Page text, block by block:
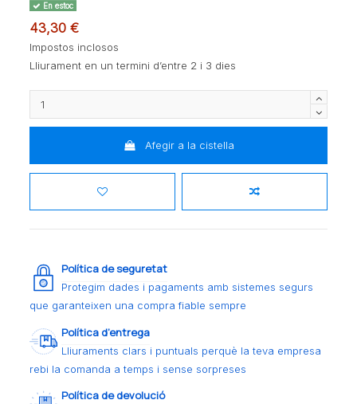
En estoc
43,30 €
Impostos inclosos
Lliurament en un termini d’entre 2 i 3 dies
Afegir a la cistella
Política de seguretat
Protegim dades i pagaments amb sistemes segurs
que garanteixen una compra fiable sempre
Política d’entrega
Lliuraments clars i puntuals perquè la teva empresa
rebi la comanda a temps i sense sorpreses
Política de devolució